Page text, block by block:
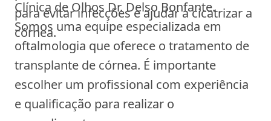
para evitar infecções e ajudar a cicatrizar a
córnea.
Clínica de Olhos Dr. Delso Bonfante.
Somos uma equipe especializada em
oftalmologia que oferece o tratamento de
transplante de córnea. É importante
escolher um profissional com experiência
e qualificação para realizar o